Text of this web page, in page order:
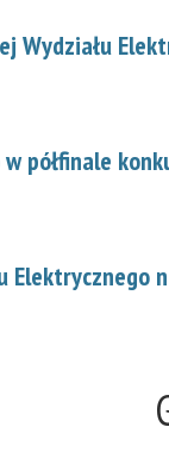
Wydziału
półfinale